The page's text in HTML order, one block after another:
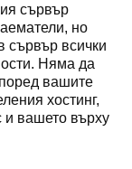
сървър
но
сървър всички
Няма да
вашите
хостинг,
и вашето върху